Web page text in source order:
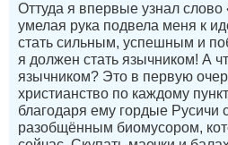
Оттуда я впервые узнал слово
умелая рука подвела меня к
стать сильным, успешным и
я должен стать язычником! А
язычником? Это в первую
христианство по каждому
благодаря ему гордые Русичи
разобщённым биомусором,